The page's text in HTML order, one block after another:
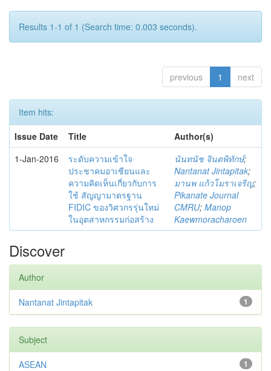
Results 1-1 of 1 (Search time: 0.003 seconds).
previous 1 next
Item hits:
Issue Date
Title
Author(s)
1-Jan-2016
ระดับความเข้าใจ
ประชาคมอาเซียนและ
ความคิดเห็นเกี่ยวกับการ
ใช้ สัญญามาตรฐาน
FIDIC ของวิศวกรรุ่นใหม่
ในอุตสาหกรรมก่อสร้าง
นันทนัช จินตพิทักษ์;
Nantanat Jintapitak;
มานพ แก้วโมราเจริญ;
Pikanate Journal
CMRU; Manop
Kaewmoracharoen
Discover
Author
1
Nantanat Jintapitak
Subject
1
ASEAN